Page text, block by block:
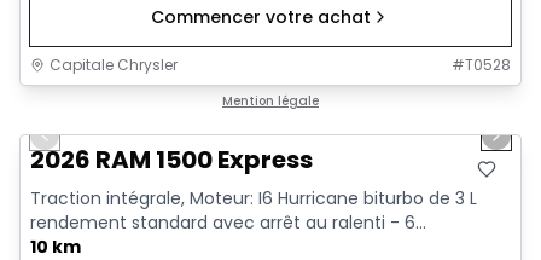
Commencer votre achat
Capitale Chrysler #T0528
Mention légale
Previous slide Next
2026 RAM 1500 Express
Traction intégrale, Moteur: I6 Hurricane biturbo de 3 L
rendement standard avec arrêt au ralenti - 6...
10 km